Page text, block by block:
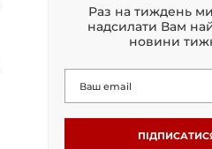
Раз на тиждень
надсилати Вам
новини